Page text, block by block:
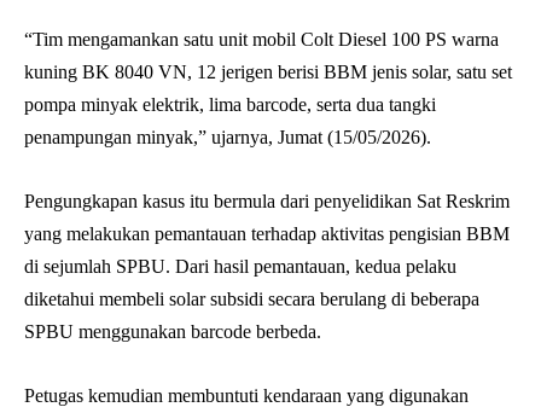
“Tim mengamankan satu unit mobil Colt Diesel 100 PS warna
kuning BK 8040 VN, 12 jerigen berisi BBM jenis solar, satu set
pompa minyak elektrik, lima barcode, serta dua tangki
penampungan minyak,” ujarnya, Jumat (15/05/2026).
Pengungkapan kasus itu bermula dari penyelidikan Sat Reskrim
yang melakukan pemantauan terhadap aktivitas pengisian BBM
di sejumlah SPBU. Dari hasil pemantauan, kedua pelaku
diketahui membeli solar subsidi secara berulang di beberapa
SPBU menggunakan barcode berbeda.
Petugas kemudian membuntuti kendaraan yang digunakan